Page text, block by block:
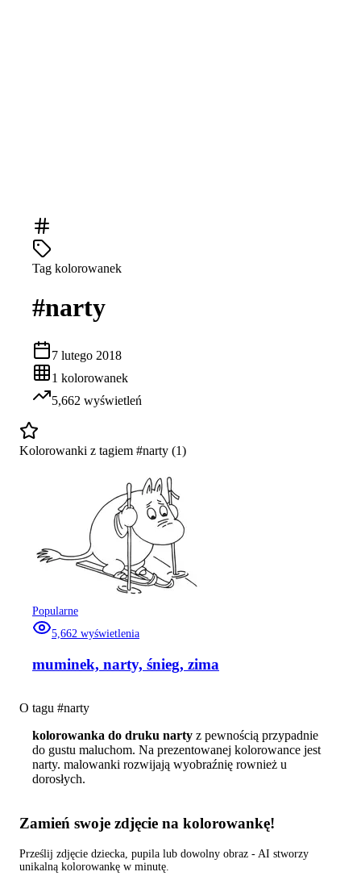
Tag kolorowanek
#narty
7 lutego 2018
1 kolorowanek
5,662 wyświetleń
Kolorowanki z tagiem #narty (1)
Popularne
5,662 wyświetlenia
muminek, narty, śnieg, zima
O tagu #narty
kolorowanka do druku narty z pewnością przypadnie
do gustu maluchom. Na prezentowanej kolorowance jest
narty. malowanki rozwijają wyobraźnię rownież u
dorosłych.
Zamień swoje zdjęcie na kolorowankę!
Prześlij zdjęcie dziecka, pupila lub dowolny obraz - AI stworzy
unikalną kolorowankę w minutę.